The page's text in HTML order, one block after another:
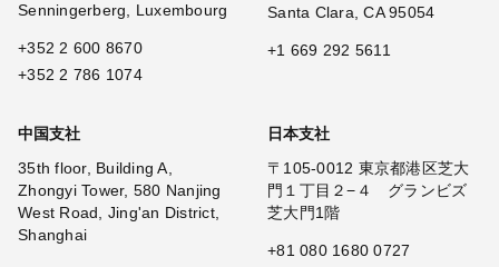
Senningerberg, Luxembourg
+352 2 600 8670
+352 2 786 1074
Santa Clara, CA 95054
+1 669 292 5611
中国支社
35th floor, Building A,
Zhongyi Tower, 580 Nanjing
West Road, Jing'an District,
Shanghai
日本支社
〒105-0012 東京都港区芝大
門１丁目２−４ グランビズ
芝大門1階
+81 080 1680 0727